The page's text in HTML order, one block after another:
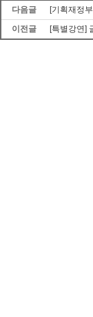
다음글
[기획재정
이전글
[특별강연]